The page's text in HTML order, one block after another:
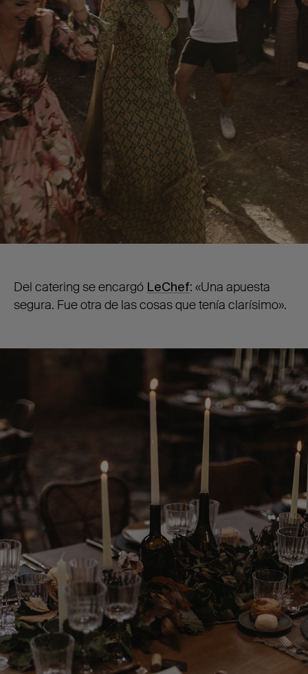
Del catering se encargó LeChef: «Una apuesta
segura. Fue otra de las cosas que tenía clarísimo».